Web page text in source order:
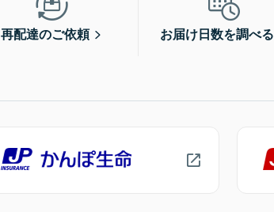
再配達のご依頼 お届け日数を調べる